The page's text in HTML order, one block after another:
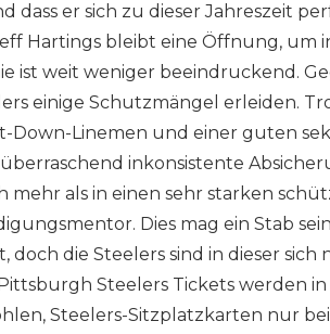
dass er sich zu dieser Jahreszeit
Hartings bleibt eine Öffnung,
ist weit weniger beeindruckend.
einige Schutzmängel erleiden.
Down-Linemen und einer guten
inkonsistente
mehr als in einen sehr starken
Dies mag ein Stab
die Steelers sind in dieser sich
Steelers Tickets werden
Steelers-Sitzplatzkarten nur